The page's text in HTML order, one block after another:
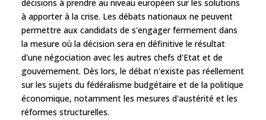
décisions à prendre au niveau européen sur les solutions
à apporter à la crise. Les débats nationaux ne peuvent
permettre aux candidats de s'engager fermement dans
la mesure où la décision sera en définitive le résultat
d'une négociation avec les autres chefs d'Etat et de
gouvernement. Dès lors, le débat n'existe pas réellement
sur les sujets du fédéralisme budgétaire et de la politique
économique, notamment les mesures d'austérité et les
réformes structurelles.